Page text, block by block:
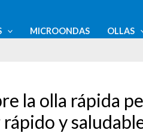
MICROONDAS OLLAS
la olla rápida
y